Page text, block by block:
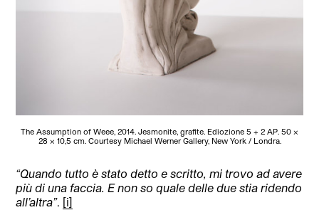
The Assumption of Weee, 2014. Jesmonite, grafite. Ediozione 5 + 2 AP. 50 ×
28 × 10,5 cm. Courtesy Michael Werner Gallery, New York / Londra.
“Quando tutto è stato detto e scritto, mi trovo ad avere
più di una faccia. E non so quale delle due stia ridendo
all’altra”. [i]